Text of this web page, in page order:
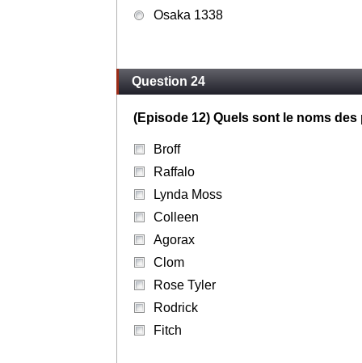
Osaka 1338
Question 24
(Episode 12) Quels sont le noms
Broff
Raffalo
Lynda Moss
Colleen
Agorax
Clom
Rose Tyler
Rodrick
Fitch